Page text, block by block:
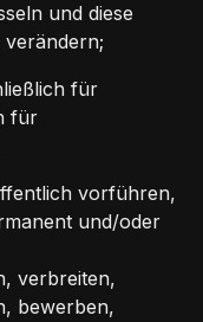
und diese
für
für
vorführen,
und/oder
verbreiten,
bewerben,